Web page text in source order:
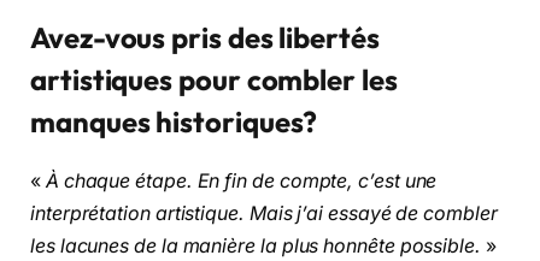
Avez-vous pris des libertés
artistiques pour combler les
manques historiques?
« À chaque étape. En fin de compte, c’est une
interprétation artistique. Mais j’ai essayé de combler
les lacunes de la manière la plus honnête possible. »